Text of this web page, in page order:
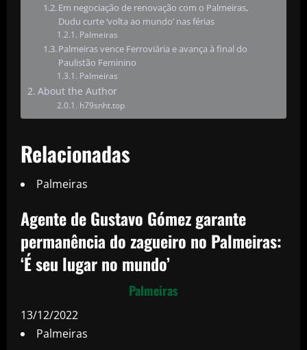
Em negociação de renovação com o Palmeiras,
Dudu curte ‘volta ao mundo’ nas férias
Palmeiras
Palmeiras vence Ferroviária e avança à final do
Paulistão Feminino
Palmeiras
About the Author
h79snht.top
Relacionadas
Palmeiras
Agente de Gustavo Gómez garante
permanência do zagueiro no Palmeiras:
‘É seu lugar no mundo’
Palmeiras
13/12/2022
Palmeiras